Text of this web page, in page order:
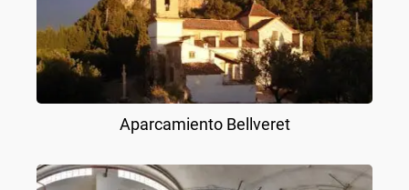
Aparcamiento Bellveret